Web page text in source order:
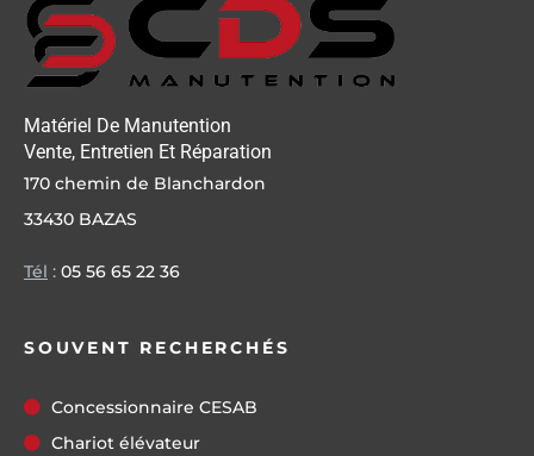
Matériel De Manutention
Vente, Entretien Et Réparation
170 chemin de Blanchardon
33430 BAZAS
Tél : 05 56 65 22 36
SOUVENT RECHERCHÉS
Concessionnaire CESAB
Chariot élévateur